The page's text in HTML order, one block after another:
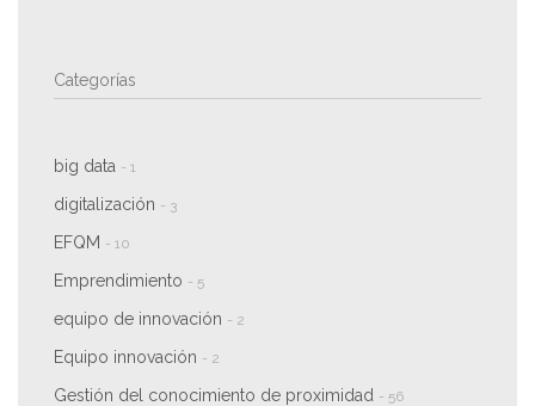
Categorías
big data - 1
digitalización - 3
EFQM - 10
Emprendimiento - 5
equipo de innovación - 2
Equipo innovación - 2
Gestión del conocimiento de proximidad - 56